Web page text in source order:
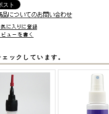
ックしています。